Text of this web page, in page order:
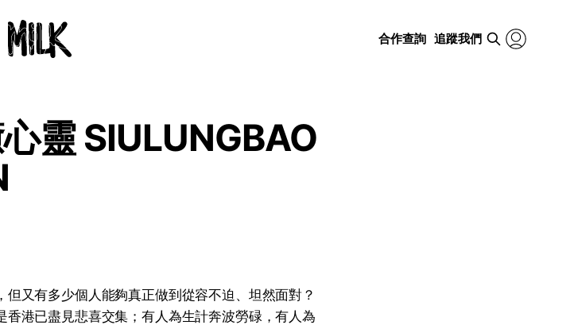
合作查詢 追蹤我們
靈 SIULUNGBAO
但又有多少個人能夠真正做到從容不迫、坦然面對？
港已盡見悲喜交集；有人為生計奔波勞碌，有人為